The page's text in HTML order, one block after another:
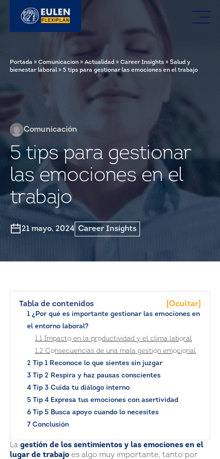
Portada » Comunicacion » Actualidad » Career Insights » Salud y
bienestar laboral» 5 tips para gestionar las emociones en el trabajo
Comunicación
5 tips para gestionar
las emociones en el
trabajo
21 mayo, 2024 Career Insights
Tabla de contenidos [Ocultar]
1 ¿Por qué es importante gestionar las emociones en
el entorno laboral?
1.1 Impacto en la productividad y el clima laboral
1.2 Consecuencias de una mala gestión emocional
2 Tip 1 Reconoce lo que sientes sin juzgar
3 Tip 2 Respira y haz pausas conscientes
4 Tip 3 Cuida tu diálogo interno
5 Tip 4 Expresa tus emociones con asertividad
6 Tip 5 Busca apoyo cuando lo necesites
7 Conclusión
La gestión de los sentimientos y las emociones en el
lugar de trabajo es algo muy importante, tanto por